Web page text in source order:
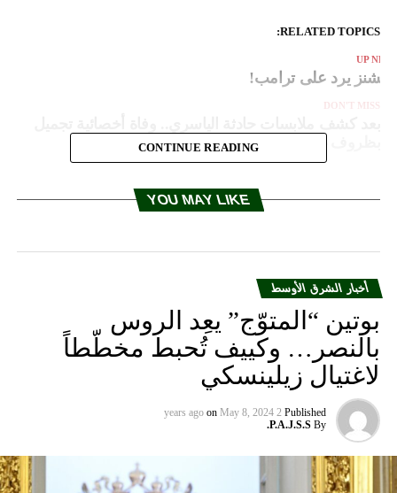
RELATED TOPICS:
UP
يرد على ترامب!
DON'T MISS
بظروف غامضة في بغدادCONTINUE READING
YOU MAY LIKE
أخبار الشرق الأوسط
بوتين “المتوّج” يعِد الروس
بالنصر… وكييف تُحبط مخطّطاً
لاغتيال زيلينسكي
Published
2 years ago
on May 8, 2024
By
P.A.J.S.S.